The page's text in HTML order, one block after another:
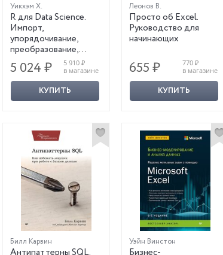
Уикхэм Х.
R для Data Science.
Импорт,
упорядочивание,
преобразование,
визуализация и
моделирование
данных. 2-е издание
5 024 ₽
5 910 ₽
в магазине
КУПИТЬ
Леонов В.
Просто об Excel.
Руководство для
начинающих
655 ₽
770 ₽
в магазине
КУПИТЬ
Билл Карвин Уэйн Винстон